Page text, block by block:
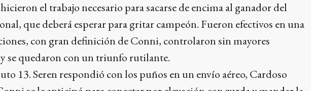
el trabajo necesario para sacarse de encima al ganador del
que deberá esperar para gritar campeón. Fueron efectivos en una
con gran definición de Conni, controlaron sin mayores
se quedaron con un triunfo rutilante.
13. Seren respondió con los puños en un envío aéreo, Cardoso